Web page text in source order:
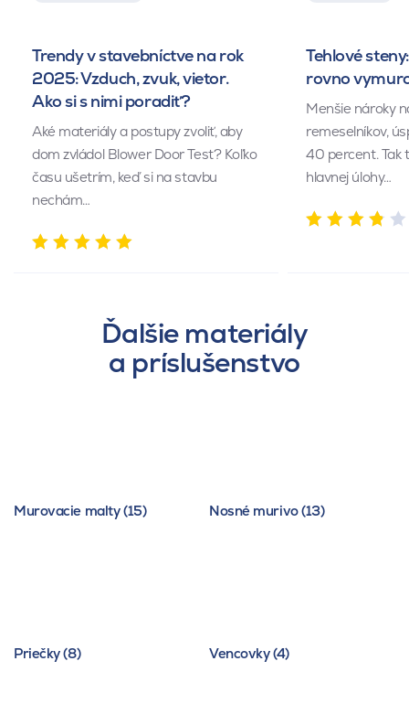
Trendy v stavebníctve na rok
2025: Vzduch, zvuk, vietor.
Ako si s nimi poradiť?
Aké materiály a postupy zvoliť, aby
dom zvládol Blower Door Test? Koľko
času ušetrím, keď si na stavbu
nechám…
Tehlové
rovno
Menšie nároky
remeselníkov,
40 percent. Tak
hlavnej úlohy…
Ďalšie materiály
a príslušenstvo
Murovacie malty (15) Nosné murivo (13)
Priečky (8) Vencovky (4)